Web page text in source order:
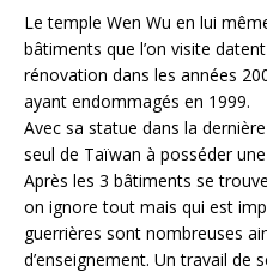
Le temple Wen Wu en lui
bâtiments que l’on visite
rénovation dans les années
ayant endommagés en 1999.
Avec sa statue dans la
seul de Taïwan à posséder
Après les 3 bâtiments se
on ignore tout mais qui est
guerrières sont nombreuses
d’enseignement. Un travail de